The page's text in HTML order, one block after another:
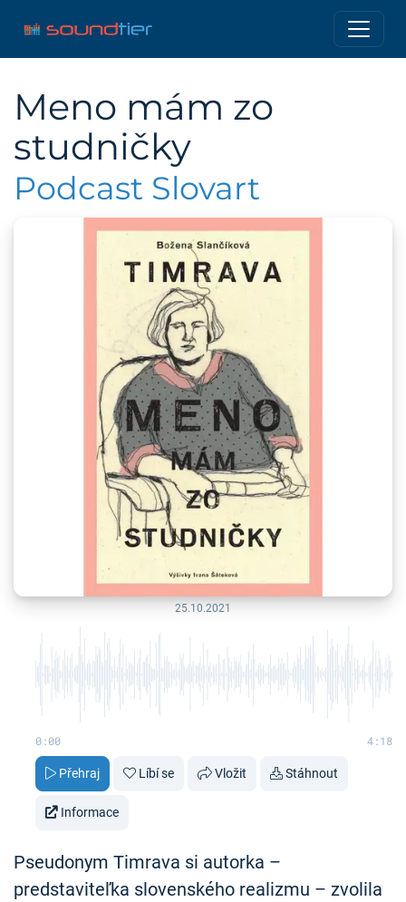
Meno mám zo
studničky
Podcast Slovart
25.10.2021
0:00 4:18
Přehraj Líbí se Vložit Stáhnout
Informace
Pseudonym Timrava si autorka –
predstaviteľka slovenského realizmu – zvolila